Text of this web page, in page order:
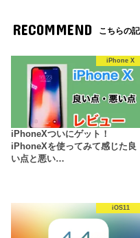
RECOMMEND こちらの
iPhone X
iPhoneXついにゲット！
iPhoneXを使ってみて感じた良
い点と悪い…
iOS11